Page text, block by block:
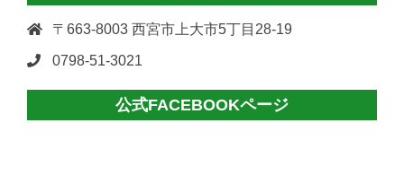
〒663-8003 西宮市上大市5丁目28-19
0798-51-3021
公式FACEBOOKページ